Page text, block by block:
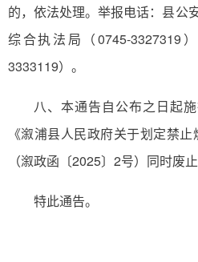
的，依法处理。举报电话：县公
综合执法局（0745-3327319
3333119）。
八、本通告自公布之日起
《溆浦县人民政府关于划定禁
（溆政函〔2025〕2号）同时废止
特此通告。